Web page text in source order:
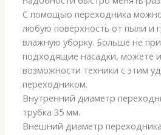
С помощью переходника можно
любую поверхность от пыли и
влажную уборку. Больше не
подходящие насадки, можете
возможности техники с этим
переходником.
Внутренний диаметр
трубка 35 мм.
Внешний диаметр